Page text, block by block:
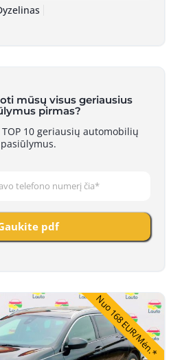
mūsų visus geriausius
pirmas?
10 geriausių automobilių
pasiūlymus.
pdf
Nuo 168 EUR/Mėn.*